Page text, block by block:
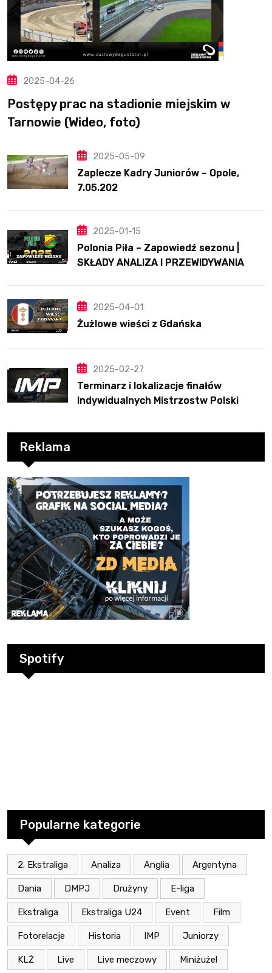
2025-04-26
Postępy prac na stadionie miejskim w
Tarnowie (Wideo, foto)
2025-05-09
Zaplecze Kadry Juniorów – Opole,
7.05.202
2025-01-15
Polonia Piła – Zapowiedź sezonu |
SKŁADY ANALIZA I PRZEWIDYWANIA
2025-04-01
Żużlowe wieści z Gdańska
2025-02-27
Terminarz i lokalizacje finałów
Indywidualnych Mistrzostw Polski
Reklama
Spotify
Popularne kategorie
2. Ekstraliga Analiza Anglia Argentyna
Dania DMPJ Drużyny E-liga
Ekstraliga Ekstraliga U24 Event Film
Fotorelacje Historia IMP Juniorzy
KLŻ Live Live meczowy Miniżużel